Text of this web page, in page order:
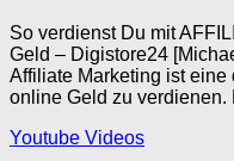
So verdienst Du mit
Geld – Digistore24
Affiliate Marketing ist
online Geld zu verdienen.
Youtube Videos